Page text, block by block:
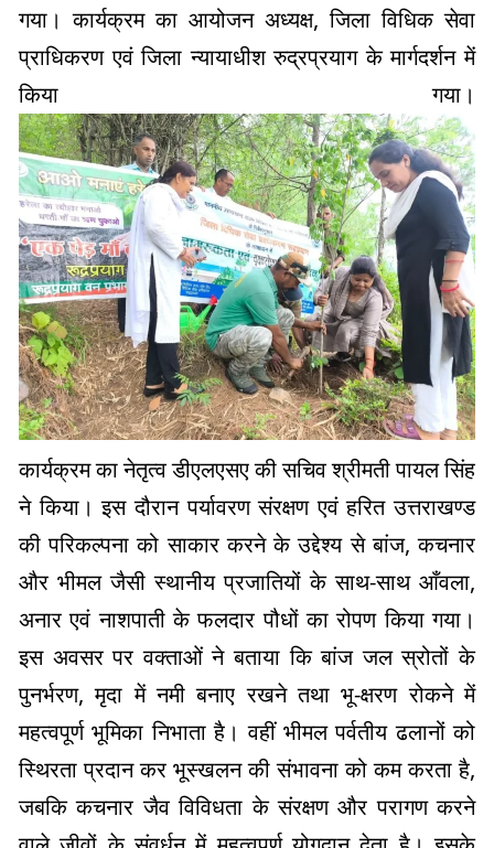
गया। कार्यक्रम का आयोजन अध्यक्ष, जिला विधिक सेवा
प्राधिकरण एवं जिला न्यायाधीश रुद्रप्रयाग के मार्गदर्शन में
किया गया।
कार्यक्रम का नेतृत्व डीएलएसए की सचिव श्रीमती पायल सिंह
ने किया। इस दौरान पर्यावरण संरक्षण एवं हरित उत्तराखण्ड
की परिकल्पना को साकार करने के उद्देश्य से बांज, कचनार
और भीमल जैसी स्थानीय प्रजातियों के साथ-साथ आँवला,
अनार एवं नाशपाती के फलदार पौधों का रोपण किया गया।
इस अवसर पर वक्ताओं ने बताया कि बांज जल स्रोतों के
पुनर्भरण, मृदा में नमी बनाए रखने तथा भू-क्षरण रोकने में
महत्वपूर्ण भूमिका निभाता है। वहीं भीमल पर्वतीय ढलानों को
स्थिरता प्रदान कर भूस्खलन की संभावना को कम करता है,
जबकि कचनार जैव विविधता के संरक्षण और परागण करने